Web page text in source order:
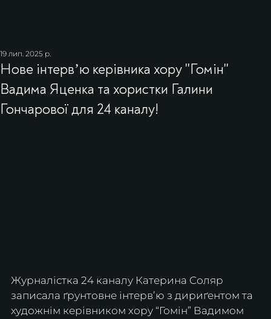
Нове інтервʼю керівника хору ''Гомін''
Вадима Яценка та хористки Галини
Гончарової для 24 каналу!
19 лип. 2025 р.
Журналістка 24 каналу Катерина Соляр
записала ґрунтовне інтервʼю з дириґентом та
художнім керівником хору “Гомін” Вадимом